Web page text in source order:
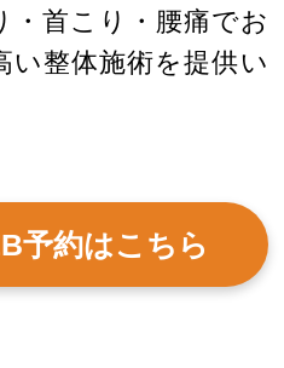
・首こり・腰痛でお
い整体施術を提供い
予約はこちら